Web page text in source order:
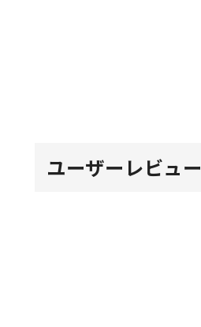
ユーザーレビュー